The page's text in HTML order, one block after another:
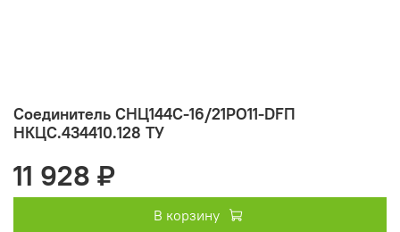
Соединитель СНЦ144С-16/21РО11-DFП
НКЦС.434410.128 ТУ
11 928 ₽
В корзину